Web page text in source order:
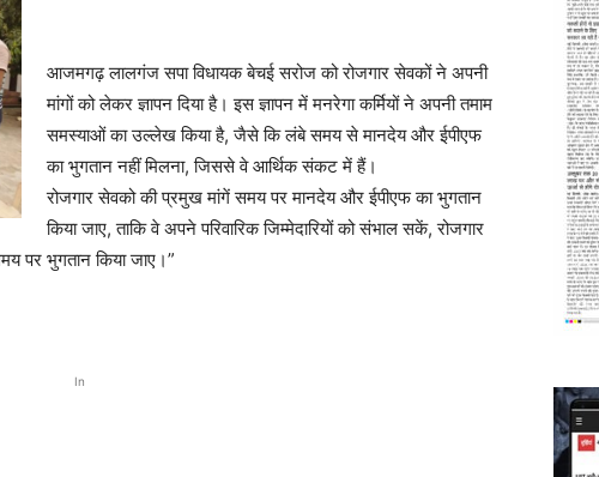
आजमगढ़ लालगंज सपा विधायक बेचई सरोज को रोजगार सेवकों ने अपनी
मांगों को लेकर ज्ञापन दिया है। इस ज्ञापन में मनरेगा कर्मियों ने अपनी तमाम
समस्याओं का उल्लेख किया है, जैसे कि लंबे समय से मानदेय और ईपीएफ
का भुगतान नहीं मिलना, जिससे वे आर्थिक संकट में हैं।
रोजगार सेवको की प्रमुख मांगें समय पर मानदेय और ईपीएफ का भुगतान
किया जाए, ताकि वे अपने परिवारिक जिम्मेदारियों को संभाल सकें, रोजगार
पर भुगतान किया जाए।”
In